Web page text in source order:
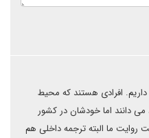
افرادی هستند که محیط
می دانند اما خودشان در کشور
روایت ما البته ترجمه داخلی هم